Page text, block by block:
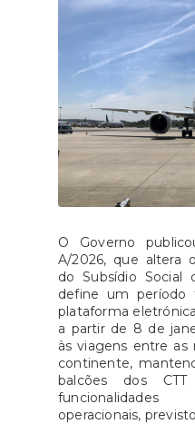
O Governo
A/2026, que altera
do Subsídio Social
define um período
plataforma
a partir de 8 de
às viagens entre
continente,
balcões dos
operacionais,